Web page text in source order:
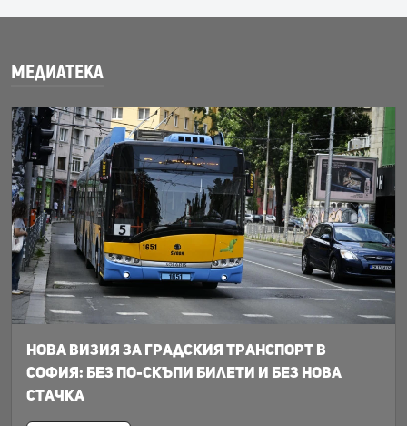
МЕДИАТЕКА
Нова визия за градския транспорт в
София: Без по-скъпи билети и без нова
стачка